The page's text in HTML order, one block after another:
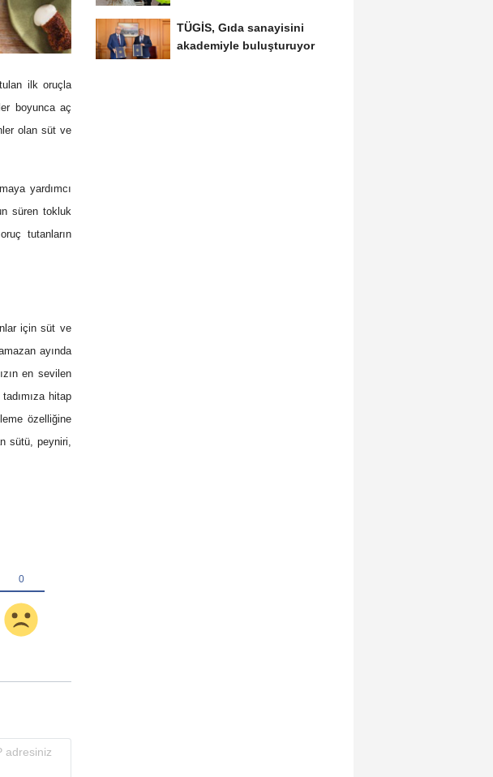
ilk oruçla
boyunca aç
olan süt ve
yardımcı
süren tokluk
tutanların
için süt ve
ayında
en sevilen
hitap
özelliğine
sütü, peyniri,
TÜGİS, Gıda sanayisini
akademiyle buluşturuyor